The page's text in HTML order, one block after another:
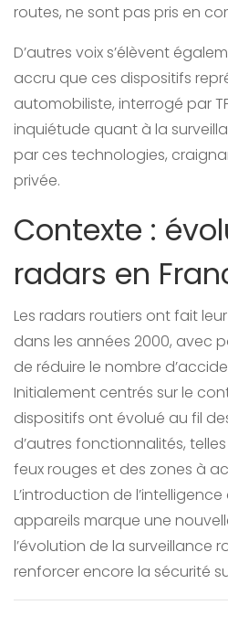
routes, ne sont pas pris en
D’autres voix s’élèvent
accru que ces dispositifs
automobiliste, interrogé par
inquiétude quant à la
par ces technologies,
privée.
Contexte :
radars en
Les radars routiers ont fait
dans les années 2000, avec
de réduire le nombre
Initialement centrés sur le
dispositifs ont évolué au fil
d’autres fonctionnalités,
feux rouges et des zones à
L’introduction de
appareils marque une
l’évolution de la surveillance
renforcer encore la sécurité